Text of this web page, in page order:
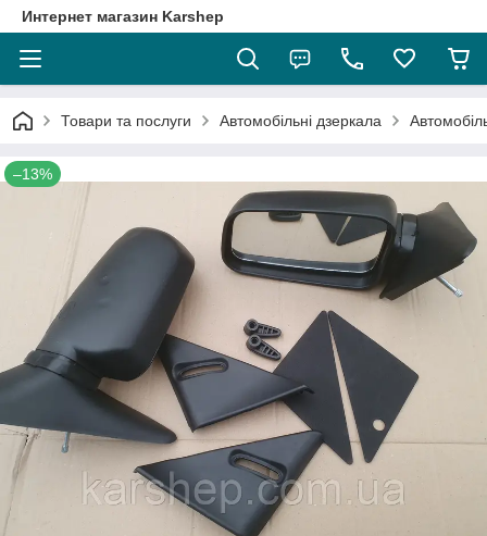
Интернет магазин Karshep
Товари та послуги Автомобільні дзеркала
–13%